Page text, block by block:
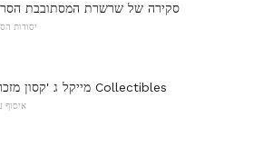
סקירה של שרשרת המסתובבת
יסודות
מייקל ג 'קסון מזכרות Collectibles
איסוף